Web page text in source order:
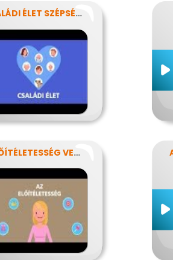
A CSALÁDI ÉLET SZÉPSÉGEI ÉS NEHÉZSÉGEI
AZ ELŐÍTÉLETESSÉG VESZÉLYEI